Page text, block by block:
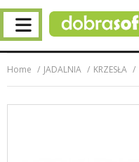
Home JADALNIA KRZESŁA